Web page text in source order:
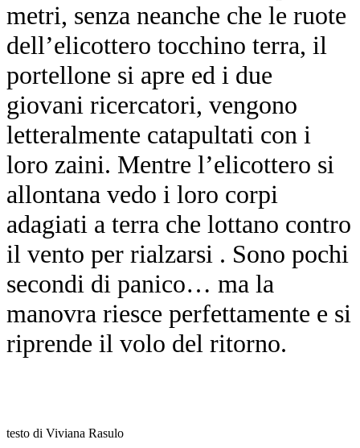
metri, senza neanche che le ruote
dell’elicottero tocchino terra, il
portellone si apre ed i due
giovani ricercatori, vengono
letteralmente catapultati con i
loro zaini. Mentre l’elicottero si
allontana vedo i loro corpi
adagiati a terra che lottano contro
il vento per rialzarsi . Sono pochi
secondi di panico… ma la
manovra riesce perfettamente e si
riprende il volo del ritorno.
testo di Viviana Rasulo